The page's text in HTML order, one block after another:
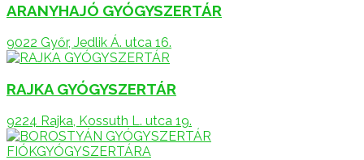
ARANYHAJÓ GYÓGYSZERTÁR
9022 Győr, Jedlik Á. utca 16.
RAJKA GYÓGYSZERTÁR
9224 Rajka, Kossuth L. utca 19.